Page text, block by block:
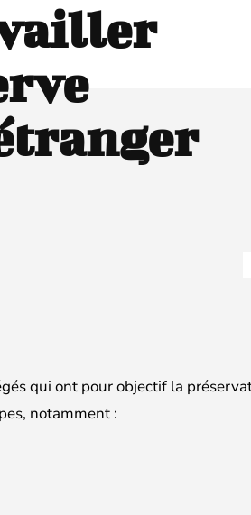
qui ont pour objectif la
notamment :